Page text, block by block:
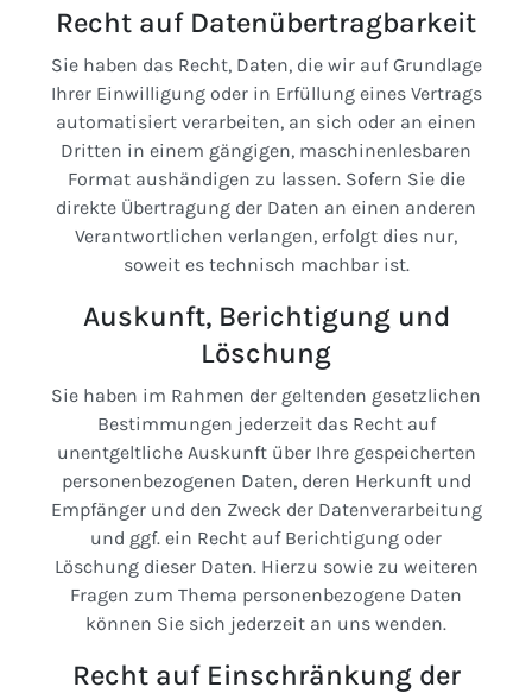
Recht auf Daten­übertrag­barkeit
Sie haben das Recht, Daten, die wir auf Grundlage
Ihrer Einwilligung oder in Erfüllung eines Vertrags
automatisiert verarbeiten, an sich oder an einen
Dritten in einem gängigen, maschinenlesbaren
Format aushändigen zu lassen. Sofern Sie die
direkte Übertragung der Daten an einen anderen
Verantwortlichen verlangen, erfolgt dies nur,
soweit es technisch machbar ist.
Auskunft, Berichtigung und
Löschung
Sie haben im Rahmen der geltenden gesetzlichen
Bestimmungen jederzeit das Recht auf
unentgeltliche Auskunft über Ihre gespeicherten
personenbezogenen Daten, deren Herkunft und
Empfänger und den Zweck der Datenverarbeitung
und ggf. ein Recht auf Berichtigung oder
Löschung dieser Daten. Hierzu sowie zu weiteren
Fragen zum Thema personenbezogene Daten
können Sie sich jederzeit an uns wenden.
Recht auf Einschränkung der